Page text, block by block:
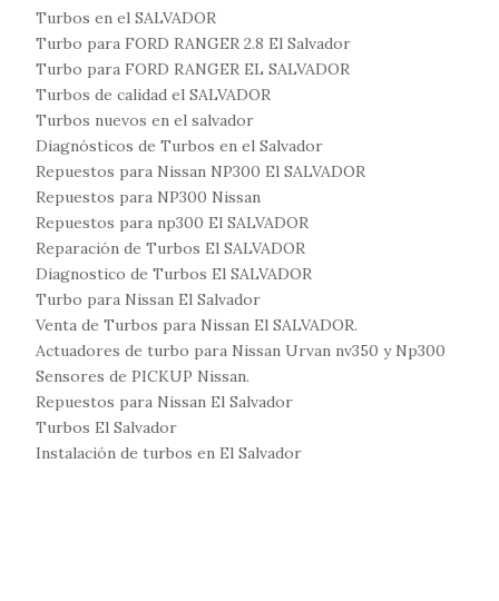
Turbos en el SALVADOR
Turbo para FORD RANGER 2.8 El Salvador
Turbo para FORD RANGER EL SALVADOR
Turbos de calidad el SALVADOR
Turbos nuevos en el salvador
Diagnósticos de Turbos en el Salvador
Repuestos para Nissan NP300 El SALVADOR
Repuestos para NP300 Nissan
Repuestos para np300 El SALVADOR
Reparación de Turbos El SALVADOR
Diagnostico de Turbos El SALVADOR
Turbo para Nissan El Salvador
Venta de Turbos para Nissan El SALVADOR.
Actuadores de turbo para Nissan Urvan nv350 y Np300
Sensores de PICKUP Nissan.
Repuestos para Nissan El Salvador
Turbos El Salvador
Instalación de turbos en El Salvador